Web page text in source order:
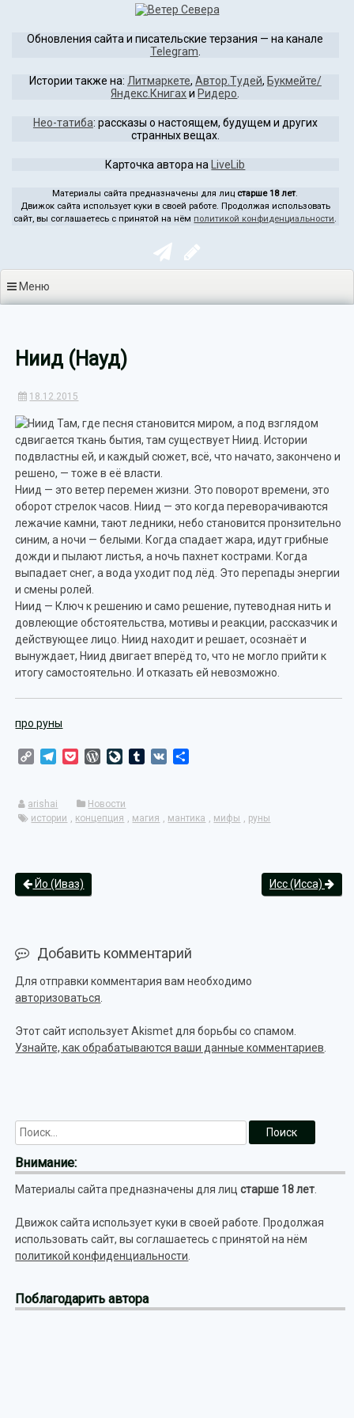
содержимому
Обновления сайта и писательские терзания — на канале
Telegram
Истории также на: Литмаркете, Автор.Тудей, Букмейте/
Яндекс.Книгахи Ридеро
Нео-татиба: рассказы о настоящем, будущем и других
странных вещах.
Карточка автора на LiveLib
Материалы сайта предназначены для лиц старше 18 лет.
Движок сайта использует куки в своей работе. Продолжая использовать
сайт, вы соглашаетесь с принятой на нём политикой конфиденциальности.
Меню
Ниид (Науд)
18.12.2015
Там, где песня становится миром, а под взглядом
сдвигается ткань бытия, там существует Ниид. Истории
подвластны ей, и каждый сюжет, всё, что начато, закончено и
решено, — тоже в её власти.
Ниид — это ветер перемен жизни. Это поворот времени, это
оборот стрелок часов. Ниид — это когда переворачиваются
лежачие камни, тают ледники, небо становится пронзительно
синим, а ночи — белыми. Когда спадает жара, идут грибные
дожди и пылают листья, а ночь пахнет кострами. Когда
выпадает снег, а вода уходит под лёд. Это перепады энергии
и смены ролей.
Ниид — Ключ к решению и само решение, путеводная нить и
довлеющие обстоятельства, мотивы и реакции, рассказчик и
действующее лицо. Ниид находит и решает, осознаёт и
вынуждает, Ниид двигает вперёд то, что не могло прийти к
итогу самостоятельно. И отказать ей невозможно.
про руны
Copy TelegramPocketWordPress
LiveJournal
Tumblr
VK
arishai
Новости
истории , концепция , магия , мантика , мифы , руны
Йо (Иваз) Исс (Исса)
Добавить комментарий
Для отправки комментария вам необходимо
авторизоваться
Этот сайт использует Akismet для борьбы со спамом.
Узнайте, как обрабатываются ваши данные комментариев
Внимание:
Материалы сайта предназначены для лицстарше 18 лет
Движок сайта использует куки в своей работе. Продолжая
использовать сайт, вы соглашаетесь с принятой на нём
политикой конфиденциальности
Поблагодарить автора